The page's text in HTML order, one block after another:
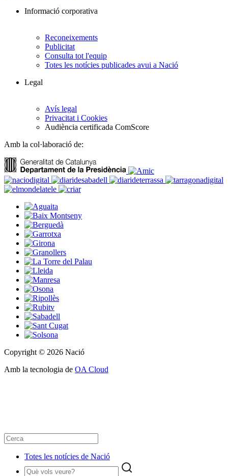
Informació corporativa
Reconeixements
Publicitat
Consulta tot l'equip
Totes les notícies publicades avui a Nació
Legal
Avís legal
Privacitat i Cookies
Audiència certificada ComScore
Amb la col·laboració de:
Copyright © 2026 Nació
Amb la tecnologia de OA Cloud
Totes les notícies de Nació